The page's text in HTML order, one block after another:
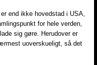
end ikke hovedstad i USA,
for hele verden,
sig gøre. Herudover er
uoverskueligt, så det